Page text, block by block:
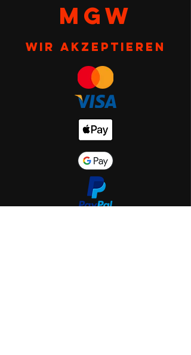
MGW
Wir akzeptieren